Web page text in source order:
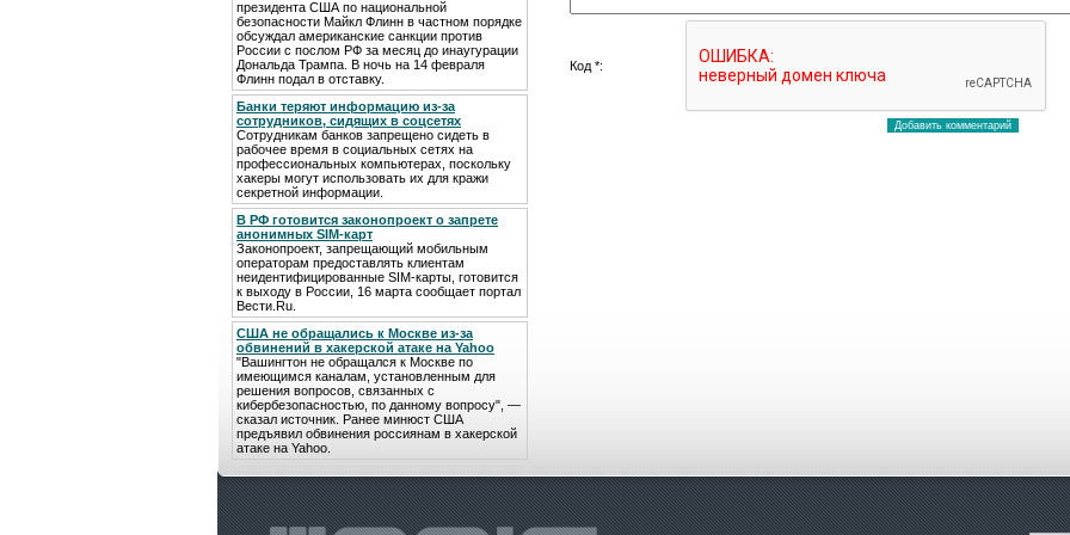
президента США по национальной
безопасности Майкл Флинн в частном порядке
обсуждал американские санкции против
России с послом РФ за месяц до инаугурации
Дональда Трампа. В ночь на 14 февраля
Флинн подал в отставку.
Банки теряют информацию из-за
сотрудников, сидящих в соцсетях
Сотрудникам банков запрещено сидеть в
рабочее время в социальных сетях на
профессиональных компьютерах, поскольку
хакеры могут использовать их для кражи
секретной информации.
В РФ готовится законопроект о запрете
анонимных SIM-карт
Законопроект, запрещающий мобильным
операторам предоставлять клиентам
неидентифицированные SIM-карты, готовится
к выходу в России, 16 марта сообщает портал
Вести.Ru.
США не обращались к Москве из-за
обвинений в хакерской атаке на Yahoo
"Вашингтон не обращался к Москве по
имеющимся каналам, установленным для
решения вопросов, связанных с
кибербезопасностью, по данному вопросу", —
сказал источник. Ранее минюст США
предъявил обвинения россиянам в хакерской
атаке на Yahoo.
Код *: